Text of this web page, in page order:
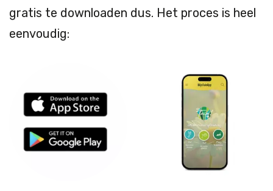
gratis te downloaden dus. Het proces is heel
eenvoudig: